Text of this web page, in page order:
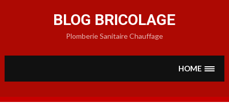
content
BLOG BRICOLAGE
Plomberie Sanitaire Chauffage
HOME